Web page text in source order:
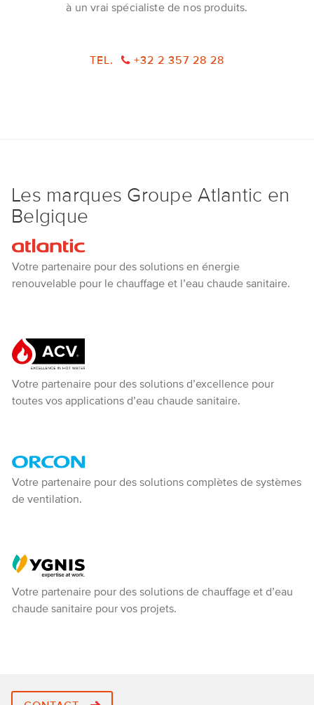
à un vrai spécialiste de nos produits.
TEL. +32 2 357 28 28
Les marques Groupe Atlantic en
Belgique
Atlantic
Votre partenaire pour des solutions en énergie
renouvelable pour le chauffage et l’eau chaude sanitaire.
ACV
Votre partenaire pour des solutions d’excellence pour
toutes vos applications d’eau chaude sanitaire.
Orcon
-
Votre partenaire pour des solutions complètes de systèmes
de ventilation.
Ygnis
Votre partenaire pour des solutions de chauffage et d’eau
chaude sanitaire pour vos projets.